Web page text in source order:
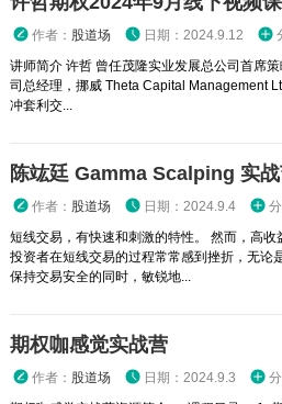
作者： 股道场 日期：2024.9.12
讲师简介 许哲 曾任茂隆实业发展总公司首席
司总经理，挪威 Theta Capital Management
冲套利交...
陈竑廷 Gamma Scalping 实
作者： 股道场 日期：2024.9.4
短线交易，有快速和刺激的特性。 然而，高
投资者在短线交易的过程常常感到挫折，无论
保持交易安全的同时，敏锐地...
期权咖感觉实战营
作者： 股道场 日期：2024.9.3